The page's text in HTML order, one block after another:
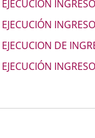
EJECUCIÓN
EJECUCIÓN
EJECUCION DE
EJECUCIÓN